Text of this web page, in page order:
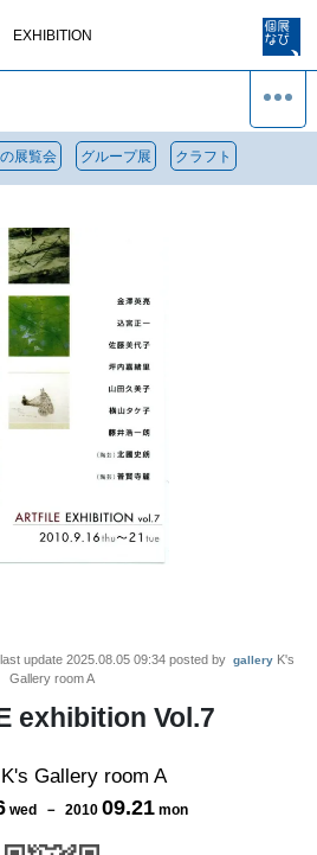
EXHIBITION
展覧会 グループ展 クラフト
update 2025.08.05 09:34posted by gallery K's
Gallery room A
exhibition Vol.7
K's Gallery room A
wed － 2010 09.21 mon